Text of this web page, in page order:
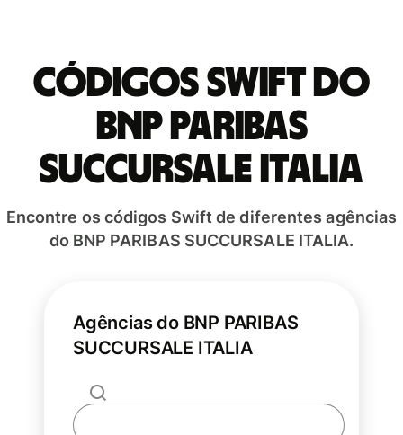
Códigos Swift do
BNP PARIBAS
SUCCURSALE ITALIA
Encontre os códigos Swift de diferentes agências
do BNP PARIBAS SUCCURSALE ITALIA.
Agências do BNP PARIBAS
SUCCURSALE ITALIA